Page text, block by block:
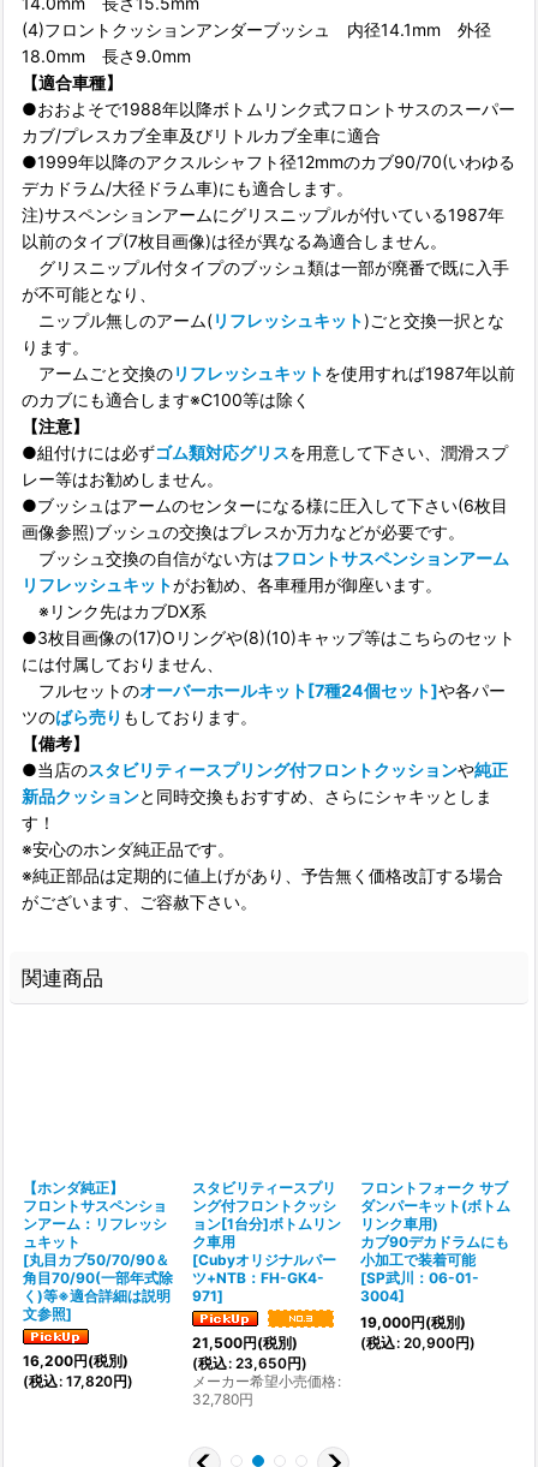
(4)フロントクッションアンダーブッシュ 内径14.1mm 外径
18.0mm 長さ9.0mm
【適合車種】
●おおよそで1988年以降ボトムリンク式フロントサスのスーパー
カブ/プレスカブ全車及びリトルカブ全車に適合
●1999年以降のアクスルシャフト径12mmのカブ90/70(いわゆる
デカドラム/大径ドラム車)にも適合します。
注)サスペンションアームにグリスニップルが付いている1987年
以前のタイプ(7枚目画像)は径が異なる為適合しません。
グリスニップル付タイプのブッシュ類は一部が廃番で既に入手
が不可能となり、
ニップル無しのアーム(リフレッシュキット)ごと交換一択とな
ります。
アームごと交換のリフレッシュキットを使用すれば1987年以前
のカブにも適合します※C100等は除く
【注意】
●組付けには必ずゴム類対応グリスを用意して下さい、潤滑スプ
レー等はお勧めしません。
●ブッシュはアームのセンターになる様に圧入して下さい(6枚目
画像参照)ブッシュの交換はプレスか万力などが必要です。
ブッシュ交換の自信がない方はフロントサスペンションアーム
リフレッシュキットがお勧め、各車種用が御座います。
※リンク先はカブDX系
●3枚目画像の(17)Oリングや(8)(10)キャップ等はこちらのセット
には付属しておりません、
フルセットのオーバーホールキット[7種24個セット]や各パー
ツのばら売り もしております。
【備考】
●当店のスタビリティースプリング付フロントクッションや純正
新品クッションと同時交換もおすすめ、さらにシャキッとしま
す！
※安心のホンダ純正品です。
※純正部品は定期的に値上げがあり、予告無く価格改訂する場合
がございます、ご容赦下さい。
関連商品
【ホンダ純正】
フロントサスペンショ
ンアーム：リフレッシ
ュキット
[丸目カブ50/70/90＆
角目70/90(一部年式除
く)等※適合詳細は説明
文参照]
16,200円(税別)
(税込: 17,820円)
スタビリティースプリ
ング付フロントクッシ
ョン[1台分]ボトムリン
ク車用
[Cubyオリジナルパー
ツ+NTB：FH-GK4-
971]
21,500円(税別)
(税込: 23,650円)
メーカー希望小売価格:
32,780円
フロントフォーク サブ
ダンパーキット(ボトム
リンク車用)
カブ90デカドラムにも
小加工で装着可能
[SP武川：06-01-
3004]
19,000円(税別)
(税込: 20,900円)